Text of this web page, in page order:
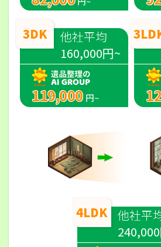
3DK
他社平均
160,000円~
119,000 円~
4LDK 他社平